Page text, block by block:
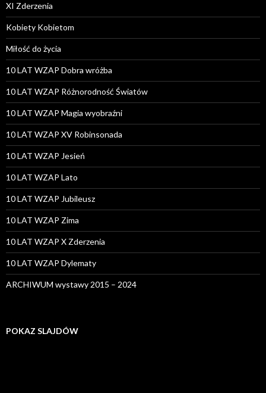
XI Zderzenia
Kobiety Kobietom
Miłość do życia
10 LAT WZAP Dobra wróżba
10 LAT WZAP Różnorodność Światów
10 LAT WZAP Magia wyobraźni
10 LAT WZAP XV Robinsonada
10 LAT WZAP Jesień
10 LAT WZAP Lato
10 LAT WZAP Jubileusz
10 LAT WZAP Zima
10 LAT WZAP X Zderzenia
10 LAT WZAP Dylematy
ARCHIWUM wystawy 2015 – 2024
POKAZ SLAJDÓW